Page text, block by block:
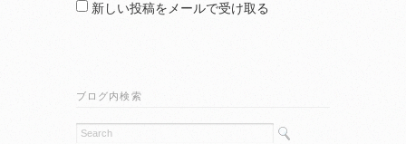
新しい投稿をメールで受け取る
ブログ内検索